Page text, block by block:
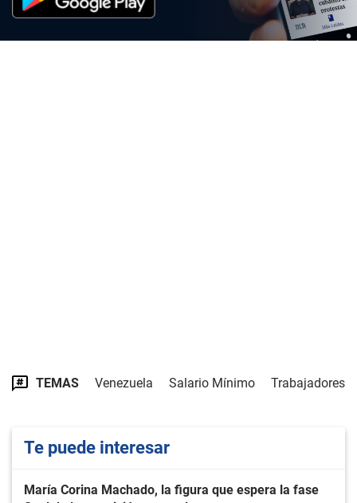
TEMAS Venezuela Salario Mínimo Trabajadores
Te puede interesar
María Corina Machado, la figura que espera la fase